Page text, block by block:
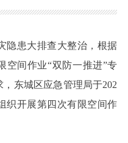
患大排查大整治，根据
空间作业“双防一推进”专
东城区应急管理局于202
织开展第四次有限空间作